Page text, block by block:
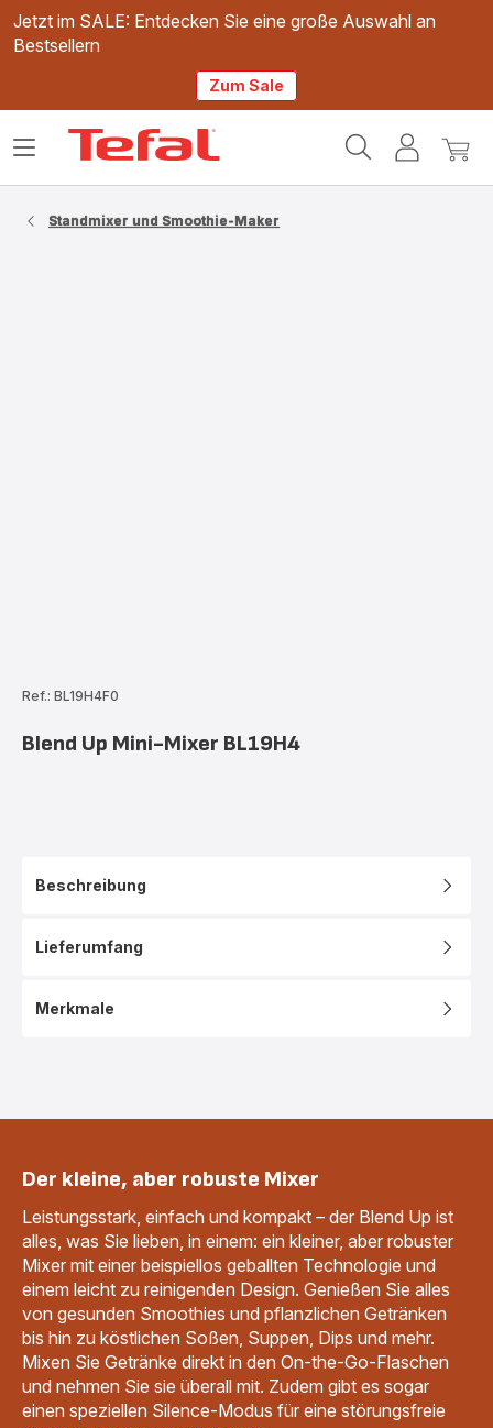
Jetzt im SALE: Entdecken Sie eine große Auswahl an
Bestsellern
Zum Sale
Mein
Mein
Das
Standmixer und Smoothie-Maker
Ref.: BL19H4F0
Blend Up Mini-Mixer BL19H4
Beschreibung
Lieferumfang
Merkmale
Der kleine, aber robuste Mixer
Leistungsstark, einfach und kompakt – der Blend Up ist
alles, was Sie lieben, in einem: ein kleiner, aber robuster
Mixer mit einer beispiellos geballten Technologie und
einem leicht zu reinigenden Design. Genießen Sie alles
von gesunden Smoothies und pflanzlichen Getränken
bis hin zu köstlichen Soßen, Suppen, Dips und mehr.
Mixen Sie Getränke direkt in den On-the-Go-Flaschen
und nehmen Sie sie überall mit. Zudem gibt es sogar
einen speziellen Silence-Modus für eine störungsfreie